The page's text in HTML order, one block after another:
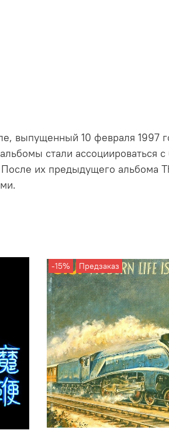
выпущенный 10 февраля 1997
стали ассоциироваться
их предыдущего альбома
-15% Предзаказ